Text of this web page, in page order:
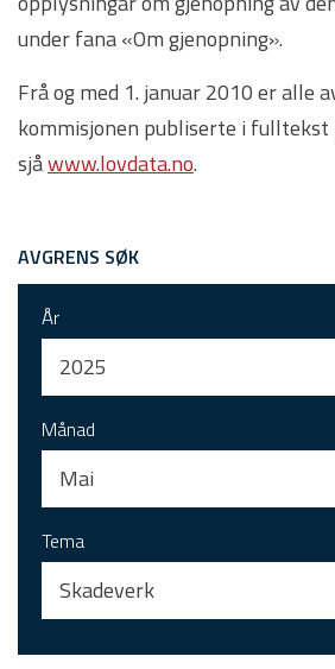
under fana «Om gjenopning».
Frå og med 1. januar 2010 er alle
kommisjonen publiserte i fulltekst
sjåwww.lovdata.no.
AVGRENS SØK
År
2025
Månad
Mai
Tema
Skadeverk